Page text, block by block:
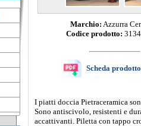
Marchio: Azzurra
Codice prodotto:
Scheda
I piatti doccia Pietraceramica
Sono antiscivolo, resistenti e
accattivanti. Piletta con tappo